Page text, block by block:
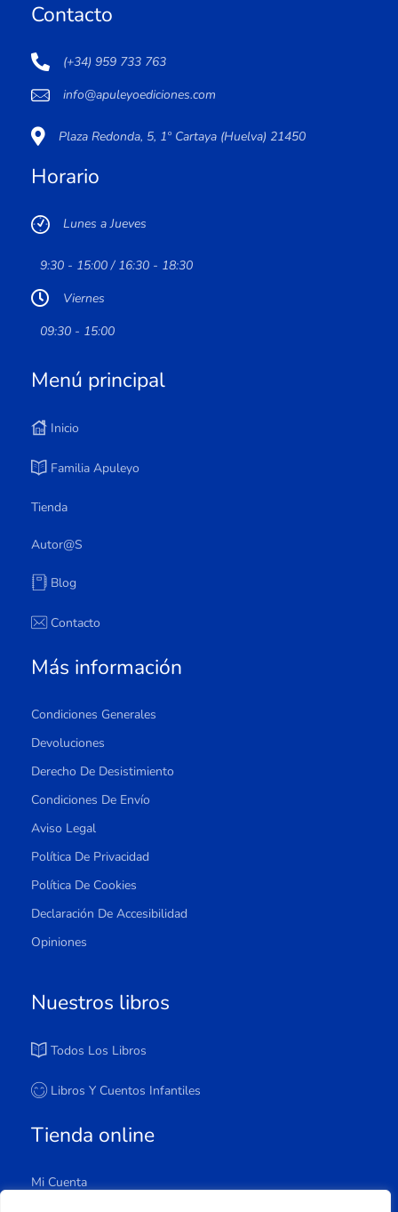
Contacto
(+34) 959 733 763
info@apuleyoediciones.com
Plaza Redonda, 5, 1º Cartaya (Huelva) 21450
Horario
Lunes a Jueves
9:30 - 15:00 / 16:30 - 18:30
Viernes
09:30 - 15:00
Menú principal
Inicio
Familia Apuleyo
Tienda
Autor@s
Blog
Contacto
Más información
Condiciones Generales
Devoluciones
Derecho De Desistimiento
Condiciones De Envío
Aviso Legal
Política De Privacidad
Política De Cookies
Declaración De Accesibilidad
Opiniones
Nuestros libros
Todos Los Libros
Libros Y Cuentos Infantiles
Tienda online
Mi Cuenta